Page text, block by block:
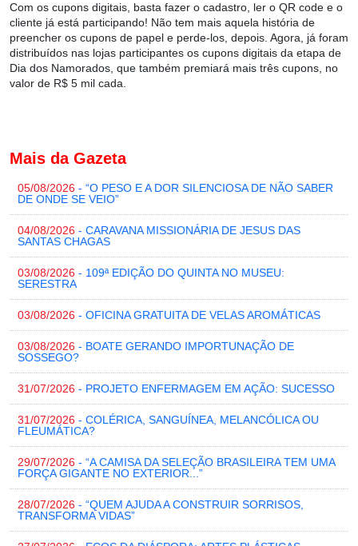
Com os cupons digitais, basta fazer o cadastro, ler o QR code e o
cliente já está participando! Não tem mais aquela história de
preencher os cupons de papel e perde-los, depois. Agora, já foram
distribuídos nas lojas participantes os cupons digitais da etapa de
Dia dos Namorados, que também premiará mais três cupons, no
valor de R$ 5 mil cada.
Mais da Gazeta
05/08/2026 - “O PESO E A DOR SILENCIOSA DE NÃO SABER
DE ONDE SE VEIO”
04/08/2026 - CARAVANA MISSIONÁRIA DE JESUS DAS
SANTAS CHAGAS
03/08/2026 - 109ª EDIÇÃO DO QUINTA NO MUSEU:
SERESTRA
03/08/2026 - OFICINA GRATUITA DE VELAS AROMÁTICAS
03/08/2026 - BOATE GERANDO IMPORTUNAÇÃO DE
SOSSEGO?
31/07/2026 - PROJETO ENFERMAGEM EM AÇÃO: SUCESSO
31/07/2026 - COLÉRICA, SANGUÍNEA, MELANCÓLICA OU
FLEUMÁTICA?
29/07/2026 - “A CAMISA DA SELEÇÃO BRASILEIRA TEM UMA
FORÇA GIGANTE NO EXTERIOR...”
28/07/2026 - “QUEM AJUDA A CONSTRUIR SORRISOS,
TRANSFORMA VIDAS”